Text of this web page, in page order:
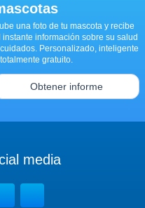
una foto de tu mascota y recibe
instante información sobre su salud
Personalizado, inteligente
gratuito.
Obtener informe
media